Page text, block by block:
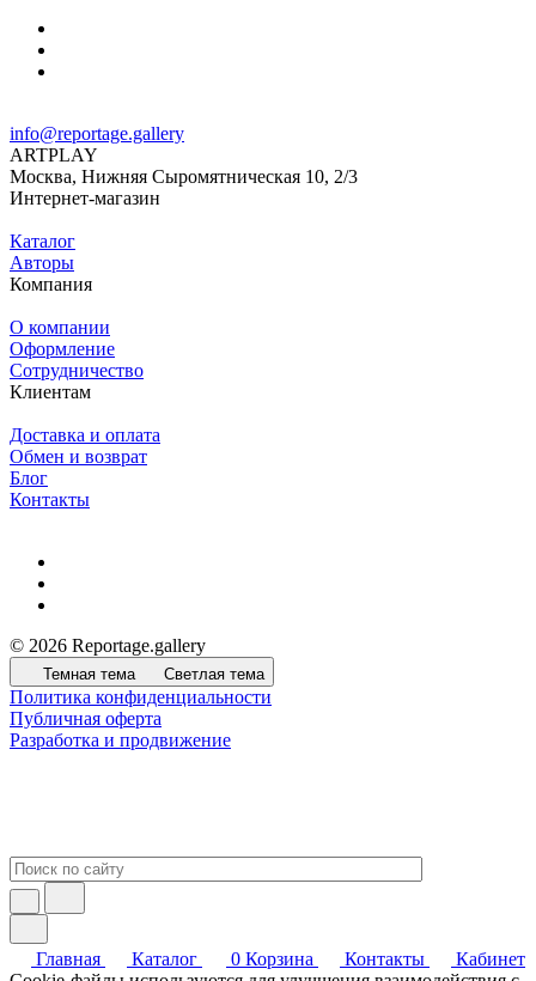
info@reportage.gallery
ARTPLAY
Москва, Нижняя Сыромятническая 10, 2/3
Интернет-магазин
Каталог
Авторы
Компания
О компании
Оформление
Сотрудничество
Клиентам
Доставка и оплата
Обмен и возврат
Блог
Контакты
© 2026 Reportage.gallery
Темная тема Светлая тема
Политика конфиденциальности
Публичная оферта
Разработка и продвижение
Главная Каталог 0 Корзина Контакты
Кабинет